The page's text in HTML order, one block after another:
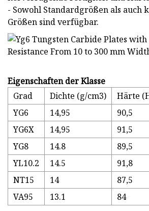
- Sowohl Standardgrößen als auch
Größen sind verfügbar.
Eigenschaften der Klasse
Grad
Dichte (g/cm3) Härte
YG6
14,95 90,5
YG6X
14,95 91,5
YG8
14.8 89,5
YL10.2
14.5 91,8
NT15
14 87,5
VA95
13.1 84